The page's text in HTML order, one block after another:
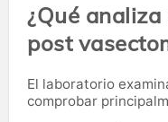
¿Qué
post
El laboratorio
comprobar